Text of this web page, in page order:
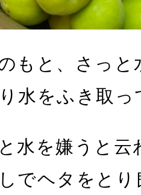
もと、さっと
水をふき取
水を嫌うと云
でヘタをと